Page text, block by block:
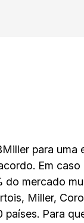
para uma
Em
do mercado
Miller,
Para